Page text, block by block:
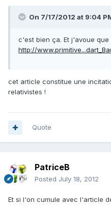
On 7/17/2012 at 9:04
c'est bien ça. Et j'avoue
http://
cet article constitue une
relativistes !
Quote
PatriceB
Posted July 18, 2012
Et si l'on cumule avec l'article